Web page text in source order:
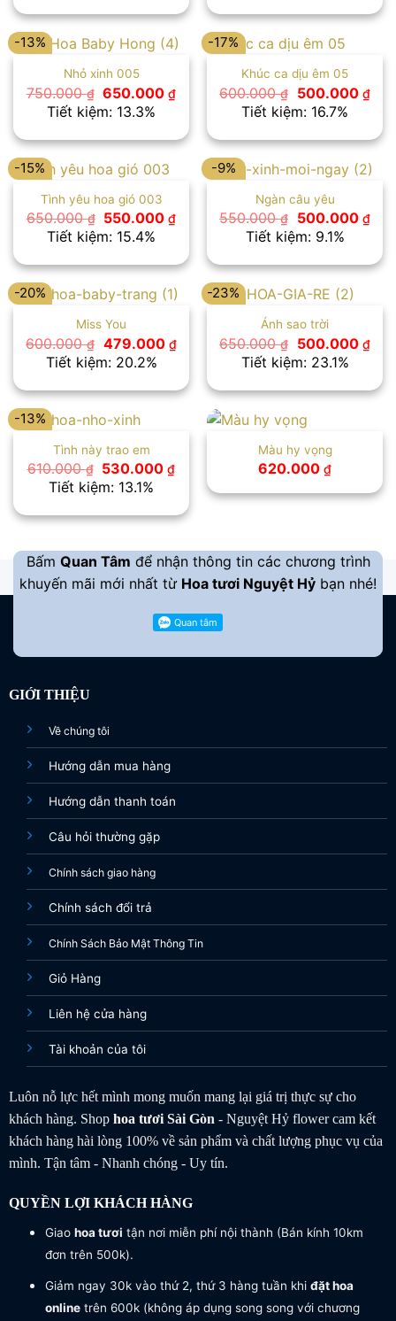
là:
650.000 ₫.
là:
-13%
Nhỏ xinh 005
750.000₫ Giá
gốc
là:
650.000₫Giá
là:
650.000 ₫.
Tiết kiệm: 13.3%
-17%
Khúc ca dịu êm 05
600.000₫
Giá
gốc
là:
500.000 ₫Giá
hiện
là:
Tiết kiệm: 16.7%
-15%
Tình yêu hoa gió 003
650.000₫
Giá
gốc
là:
550.000₫Giá
là:
550.000 ₫.
Tiết kiệm: 15.4%
-9%
Ngàn câu yêu
550.000₫
Giá
gốc
là:
500.000 ₫Giá
hiện
là:
Tiết kiệm: 9.1%
-20%
Miss You
600.000₫ Giá
gốc
là:
479.000 ₫Giá
hiện
là:
479.000 ₫.
Tiết kiệm: 20.2%
-23%
Ánh sao trời
650.000₫
Giá
gốc
là:
500.000 ₫Giá
hiện
là:
Tiết kiệm: 23.1%
-13%
Tình này trao em
610.000₫
Giá
gốc
là:
530.000₫Giá
là:
530.000 ₫.
Tiết kiệm: 13.1%
Màu hy vọng
620.000 ₫
Bấm Quan Tâm để nhận thông tin các chương trình
khuyến mãi mới nhất từ Hoa tươi Nguyệt Hỷ bạn nhé!
GIỚI THIỆU
Về chúng tôi
Hướng dẫn mua hàng
Hướng dẫn thanh toán
Câu hỏi thường gặp
Chính sách giao hàng
Chính sách đổi trả
Chính Sách Bảo Mật Thông Tin
Giỏ Hàng
Liên hệ cửa hàng
Tài khoản của tôi
Luôn nỗ lực hết mình mong muốn mang lại giá trị thực sự cho
khách hàng. Shop hoa tươiSài Gòn - Nguyệt Hỷ flower cam kết
khách hàng hài lòng 100% về sản phẩm và chất lượng phục vụ của
mình. Tận tâm - Nhanh chóng - Uy tín.
QUYỀN LỢI KHÁCH HÀNG
Giao hoa tươi tận nơi miễn phí nội thành (Bán kính 10km
đơn trên 500k).
Giảm ngay 30k vào thứ 2, thứ 3 hàng tuần khi đặt hoa
onlinetrên 600k (không áp dụng song song với chương